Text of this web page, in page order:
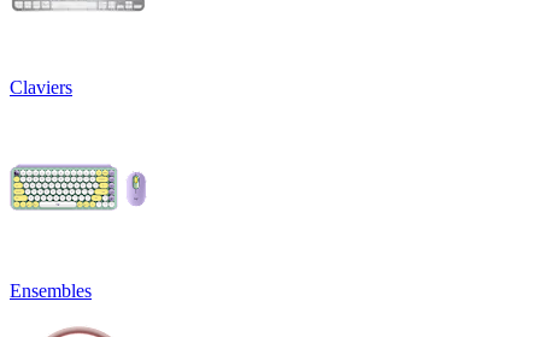
Claviers
Ensembles